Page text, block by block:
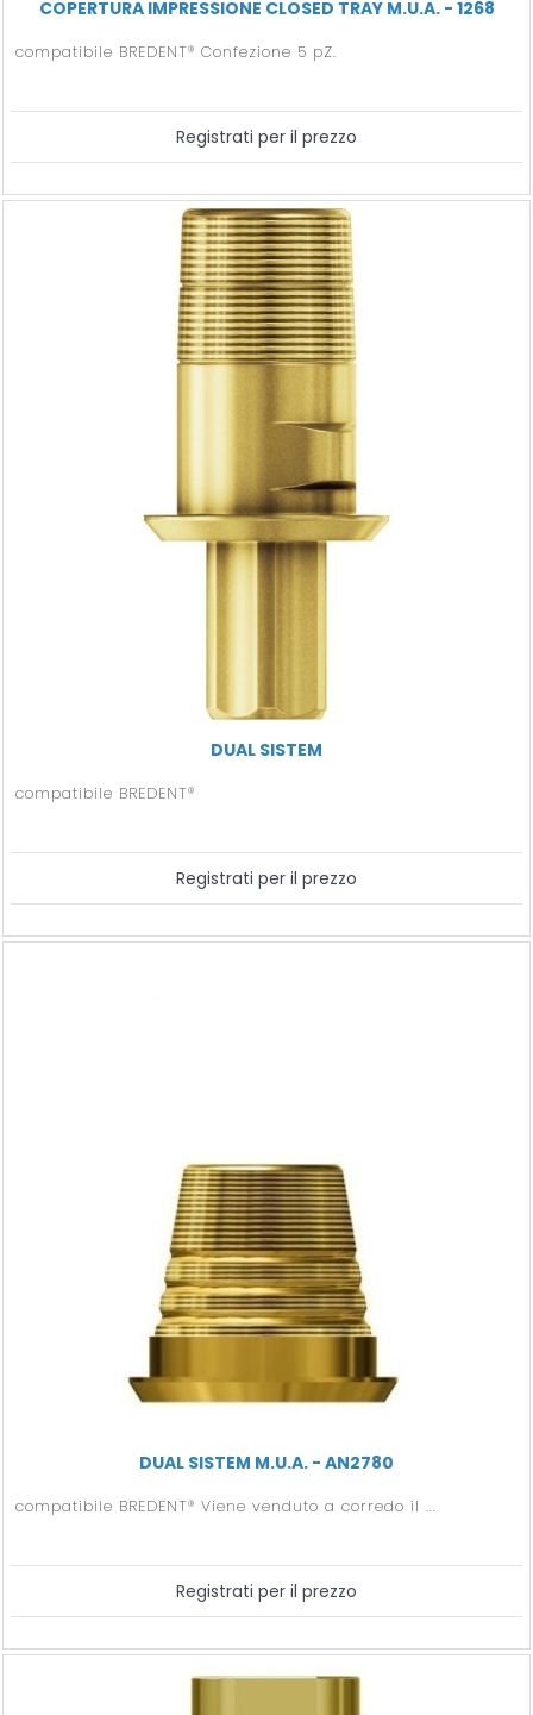
COPERTURA IMPRESSIONE CLOSED TRAY M.U.A. - 1268
compatibile BREDENT® Confezione 5 pZ.
Registrati per il prezzo
DUAL SISTEM
compatibile BREDENT®
Registrati per il prezzo
DUAL SISTEM M.U.A. - AN2780
compatibile BREDENT® Viene venduto a corredo il ...
Registrati per il prezzo